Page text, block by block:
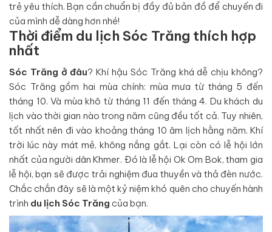
trẻ yêu thích. Bạn cần chuẩn bị đầy đủ bản đồ để chuyến đi
của mình dễ dàng hơn nhé!
Thời điểm du lịch Sóc Trăng thích hợp
nhất
Sóc Trăng ở đâu? Khí hậu Sóc Trăng khá dễ chịu không?
Sóc Trăng gồm hai mùa chính: mùa mưa từ tháng 5 đến
tháng 10. Và mùa khô từ tháng 11 đến tháng 4. Du khách du
lịch vào thời gian nào trong năm cũng đều tốt cả. Tuy nhiên,
tốt nhất nên đi vào khoảng tháng 10 âm lịch hằng năm. Khí
trời lúc này mát mẻ, không nắng gắt. Lại còn có lễ hội lớn
nhất của người dân Khmer. Đó là lễ hội Ok Om Bok, tham gia
lễ hội, bạn sẽ được trải nghiệm đua thuyền và thả đèn nước.
Chắc chắn đây sẽ là một kỷ niệm khó quên cho chuyến hành
trình du lịch Sóc Trăng của bạn.